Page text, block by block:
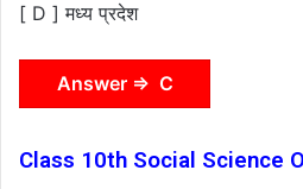
[ D ] मध्य प्रदेश
Answer ⇒ C
Class 10th Social Science